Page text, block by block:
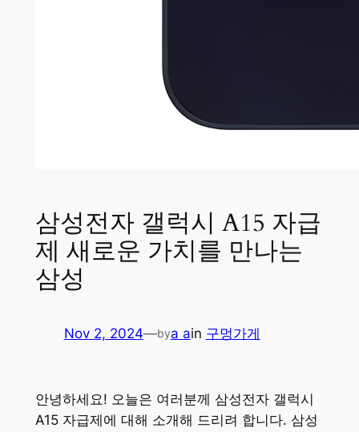
삼성전자 갤럭시 A15 자급
제 새로운 가치를 만나는
삼성
Nov 2, 2024—bya ain 구멍가게
안녕하세요! 오늘은 여러분께 삼성전자 갤럭시
A15 자급제에 대해 소개해 드리려 합니다. 삼성